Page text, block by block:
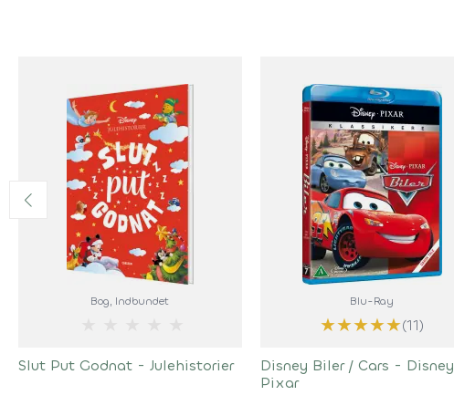
Bog, Indbundet
Slut Put Godnat - Julehistorier
Blu-Ray
★★★★★(11)
Disney Biler / Cars - Disney
Pixar